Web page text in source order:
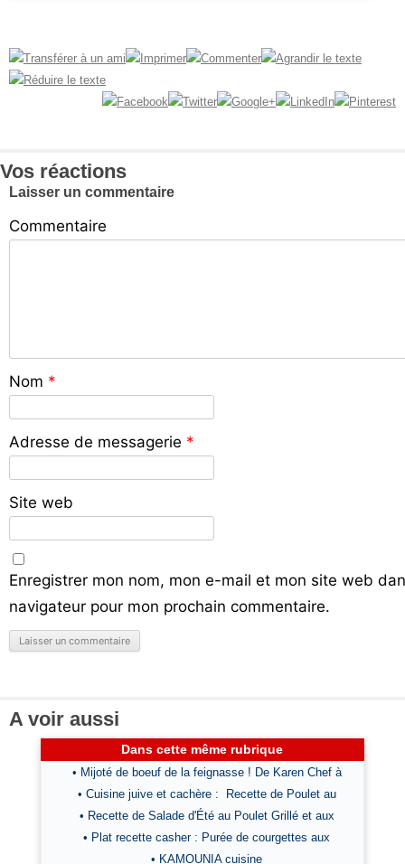
Vos réactions
Laisser un commentaire
Commentaire
Nom *
Adresse de messagerie *
Site web
Enregistrer mon nom, mon e-mail et mon site web
navigateur pour mon prochain commentaire.
A voir aussi
Dans cette même rubrique
• Mijoté de boeuf de la feignasse ! De Karen Chef à
• Cuisine juive et cachère : Recette de Poulet au
• Recette de Salade d'Été au Poulet Grillé et aux
• Plat recette casher : Purée de courgettes aux
• KAMOUNIA cuisine